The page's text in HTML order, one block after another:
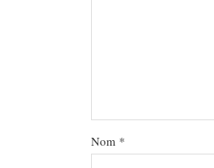
Nom *